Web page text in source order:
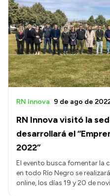
RN Innova visitó la
desarrollará el
2022”
RN Innova 9 de ago de
El evento busca fomentar la
en todo Río Negro se
online, los días 19 y 20 de